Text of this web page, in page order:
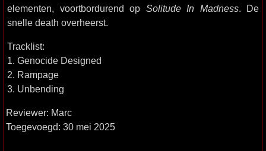
elementen, voortbordurend op Solitude In Madness. De
snelle death overheerst.
Tracklist:
1. Genocide Designed
2. Rampage
3. Unbending
Reviewer: Marc
Toegevoegd: 30 mei 2025